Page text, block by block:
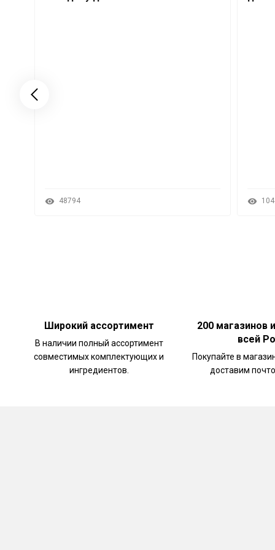
48794
Широкий ассортимент
В наличии полный ассортимент
совместимых комплектующих и
ингредиентов.
200 магазинов
всей
Покупайте в
доставим